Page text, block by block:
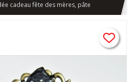
cadeau fête des mères, pâte